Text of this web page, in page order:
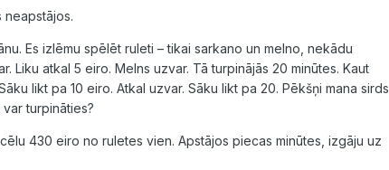
neapstājos.
Es izlēmu spēlēt ruleti – tikai sarkano un melno, nekādu
Liku atkal 5 eiro. Melns uzvar. Tā turpinājās 20 minūtes. Kaut
likt pa 10 eiro. Atkal uzvar. Sāku likt pa 20. Pēkšņi mana sirds
var turpināties?
430 eiro no ruletes vien. Apstājos piecas minūtes, izgāju uz